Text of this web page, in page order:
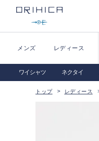
メンズ レディース
ワイシャツ ネクタイ
トップ レディース